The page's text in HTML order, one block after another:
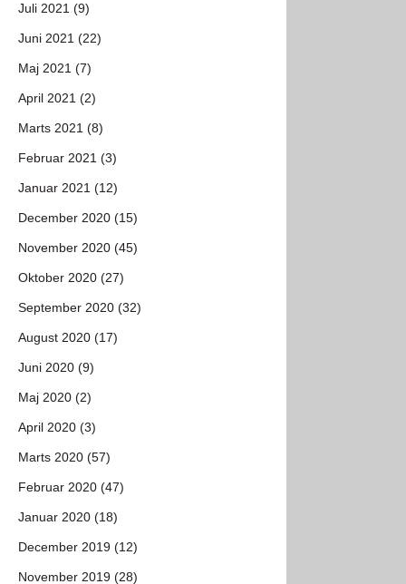
Juli 2021 (9)
Juni 2021 (22)
Maj 2021 (7)
April 2021 (2)
Marts 2021 (8)
Februar 2021 (3)
Januar 2021 (12)
December 2020 (15)
November 2020 (45)
Oktober 2020 (27)
September 2020 (32)
August 2020 (17)
Juni 2020 (9)
Maj 2020 (2)
April 2020 (3)
Marts 2020 (57)
Februar 2020 (47)
Januar 2020 (18)
December 2019 (12)
November 2019 (28)